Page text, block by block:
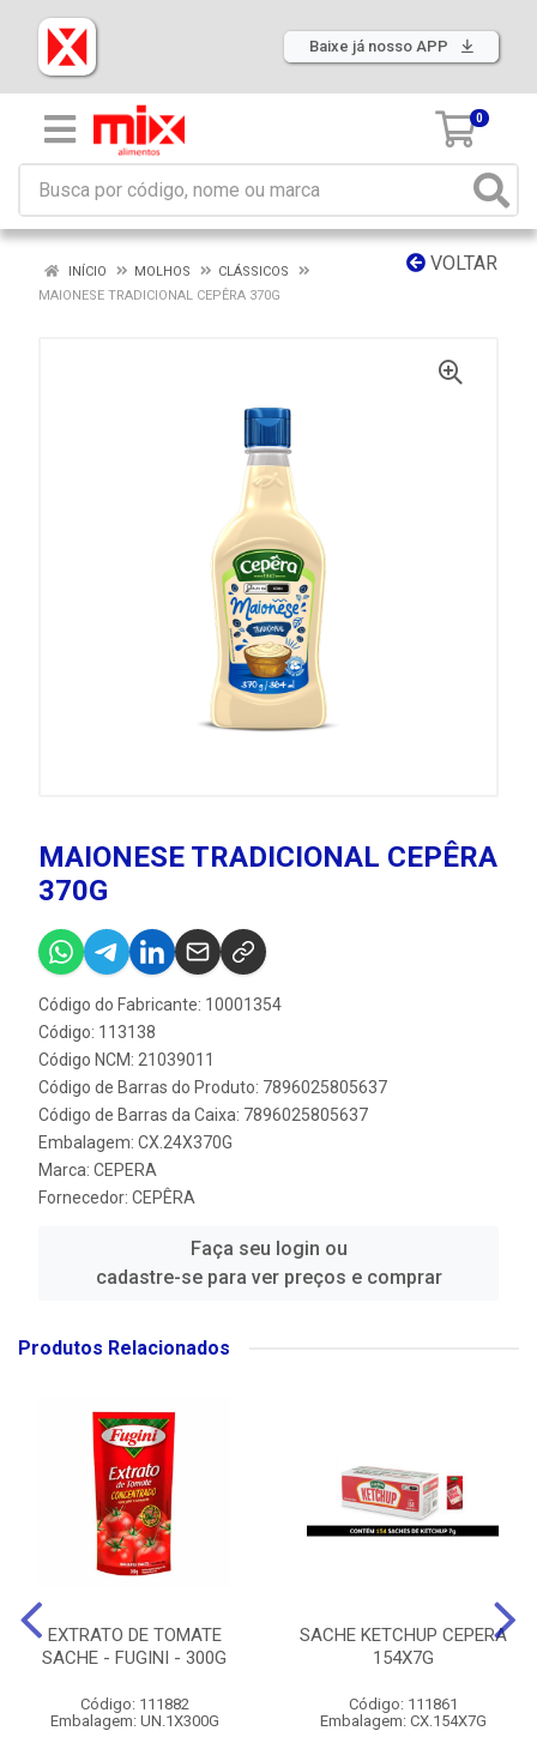
Baixe já nosso APP
0
VOLTAR
INÍCIO MOLHOS
CLÁSSICOS
MAIONESE TRADICIONAL CEPÊRA 370G
MAIONESE TRADICIONAL CEPÊRA
370G
Código do Fabricante: 10001354
Código: 113138
Código NCM: 21039011
Código de Barras do Produto: 7896025805637
Código de Barras da Caixa: 7896025805637
Embalagem: CX.24X370G
Marca: CEPERA
Fornecedor: CEPÊRA
Faça seu login ou
cadastre-se para ver preços e comprar
Produtos Relacionados
EXTRATO DE TOMATE
SACHE - FUGINI - 300G
Código: 111882
Embalagem: UN.1X300G
SACHE KETCHUP CEPERA
154X7G
Código: 111861
Embalagem: CX.154X7G